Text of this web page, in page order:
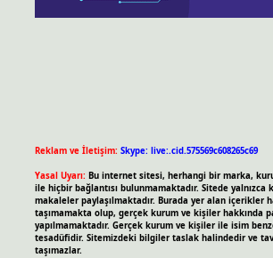
Reklam ve İletişim: Skype: live:.cid.575569c608265c69
Yasal Uyarı: Bu internet sitesi, herhangi bir marka,
ile hiçbir bağlantısı bulunmamaktadır. Sitede yalnızca
makaleler paylaşılmaktadır. Burada yer alan içerikler
taşımamakta olup, gerçek kurum ve kişiler hakkında
yapılmamaktadır. Gerçek kurum ve kişiler ile isim
tesadüfidir. Sitemizdeki bilgiler taslak halindedir ve
taşımazlar.